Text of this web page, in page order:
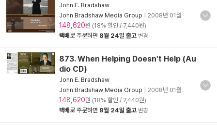
John E. Bradshaw
John Bradshaw Media Group
2008년 01월
148,620원 (18% 할인 / 7,440원)
택배로 주문하면 8월 24일 출고 변경
873. When Helping Doesn't Help (Au
dio CD)
John E. Bradshaw
John Bradshaw Media Group
2008년 01월
148,620원 (18% 할인 / 7,440원)
택배로 주문하면 8월 24일 출고 변경